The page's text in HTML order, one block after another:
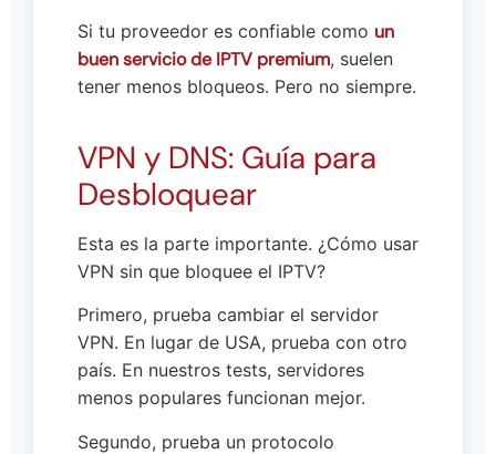
Si tu proveedor es confiable como un
buen servicio de IPTV premium, suelen
tener menos bloqueos. Pero no siempre.
VPN y DNS: Guía para
Desbloquear
Esta es la parte importante. ¿Cómo usar
VPN sin que bloquee el IPTV?
Primero, prueba cambiar el servidor
VPN. En lugar de USA, prueba con otro
país. En nuestros tests, servidores
menos populares funcionan mejor.
Segundo, prueba un protocolo